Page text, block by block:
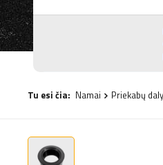
Tu esi čia: Namai Priekabų